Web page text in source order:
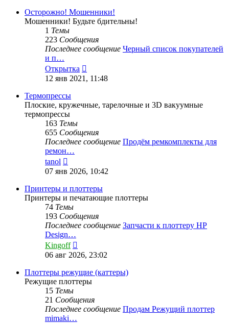
сообщению
Осторожно! Мошенники!
Мошенники! Будьте бдительны!
1 Темы
223 Сообщения
Последнее сообщение Черный список покупателей
и п…
Открытка
последнему
12 янв 2021, 11:48
Термопрессы
Плоские, кружечные, тарелочные и 3D вакуумные
термопрессы
163 Темы
655 Сообщения
Последнее сообщение Продём ремкомплекты для
ремон…
tanol
к
последнему
сообщению
07 янв 2026, 10:42
Принтеры и плоттеры
Принтеры и печатающие плоттеры
74 Темы
193 Сообщения
Последнее сообщение Запчасти к плоттеру HP
Design…
Kingoff
к
последнему
сообщению
06 авг 2026, 23:02
Плоттеры режущие (каттеры)
Режущие плоттеры
15 Темы
21 Сообщения
Последнее сообщение Продам Режущий плоттер
mimaki…